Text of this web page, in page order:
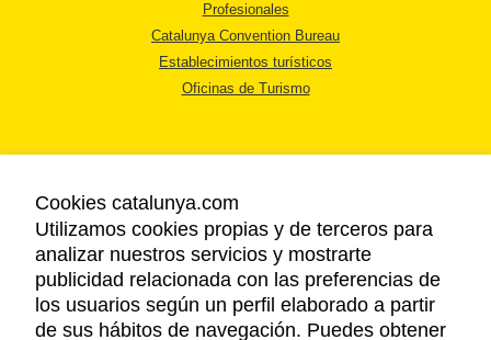
Profesionales
Catalunya Convention Bureau
Establecimientos turísticos
Oficinas de Turismo
AVISO LEGAL
POLÍTICA DE PRIVACIDAD
COOKIES
ACCESSIBILIDAD
Cookies catalunya.com
Utilizamos cookies propias y de terceros para
analizar nuestros servicios y mostrarte
publicidad relacionada con las preferencias de
los usuarios según un perfil elaborado a partir
de sus hábitos de navegación. Puedes obtener